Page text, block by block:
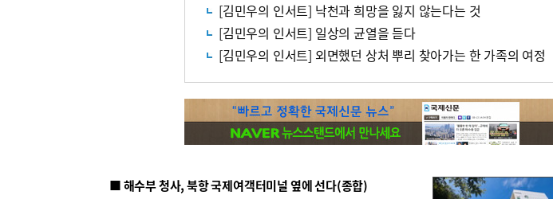
[김민우의 인서트] 낙천과 희망을 잃지 않는다는 것
[김민우의 인서트] 일상의 균열을 듣다
[김민우의 인서트] 외면했던 상처 뿌리 찾아가는 한 가족의 여정
■ 해수부 청사, 북항 국제여객터미널 옆에 선다(종합)